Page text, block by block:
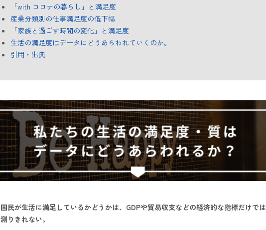
「with コロナの暮らし」と満足度
産業分類別の仕事満足度の低下幅
「家族と過ごす時間の変化」と満足度
生活の満足度はデータにどうあらわれていくのか。
引用・出典
国民が生活に満足しているかどうかは、GDPや貿易収支などの経済的な指標だけでは
測りきれない。